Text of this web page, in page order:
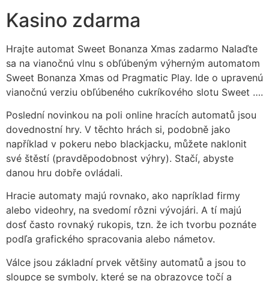
Kasino zdarma
Hrajte automat Sweet Bonanza Xmas zadarmo Nalaďte
sa na vianočnú vlnu s obľúbeným výherným automatom
Sweet Bonanza Xmas od Pragmatic Play. Ide o upravenú
vianočnú verziu obľúbeného cukríkového slotu Sweet ….
Poslední novinkou na poli online hracích automatů jsou
dovednostní hry. V těchto hrách si, podobně jako
například v pokeru nebo blackjacku, můžete naklonit
své štěstí (pravděpodobnost výhry). Stačí, abyste
danou hru dobře ovládali.
Hracie automaty majú rovnako, ako napríklad firmy
alebo videohry, na svedomí rôzni vývojári. A tí majú
dosť často rovnaký rukopis, tzn. že ich tvorbu poznáte
podľa grafického spracovania alebo námetov.
Válce jsou základní prvek většiny automatů a jsou to
sloupce se symboly, které se na obrazovce točí a